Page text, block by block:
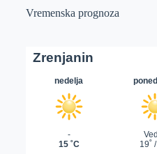
Vremenska prognoza